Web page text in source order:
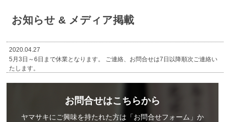
お知らせ & メディア掲載
2020.04.27
5月3日～6日まで休業となります。 ご連絡、お問合せは7日以降順次ご連絡い
たします。
お問合せはこちらから
ヤマサキにご興味を持たれた方は「お問合せフォーム」か